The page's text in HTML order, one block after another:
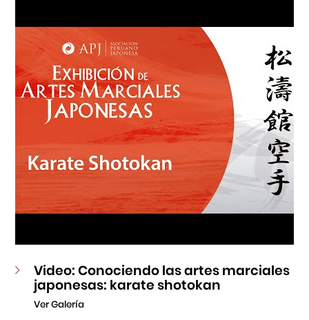
Video: Conociendo las artes marciales
japonesas: karate shotokan
Ver Galería